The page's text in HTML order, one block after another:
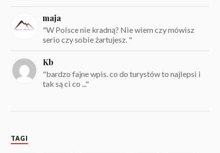
maja
"W Polsce nie kradną? Nie wiem czy mówisz
serio czy sobie żartujesz. "
Kb
"bardzo fajne wpis. co do turystów to najlepsi i
tak są ci co ..."
TAGI